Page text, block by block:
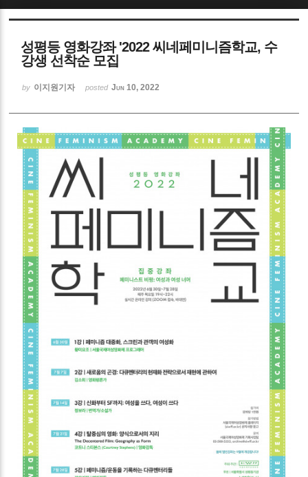
성평등 영화강좌 '2022 씨네페미니즘학교, 수
강생 선착순 모집
by 이지원기자 posted Jun 10, 2022
Sketchbook5, 스케치북5
Sketchbook5, 스케치북5